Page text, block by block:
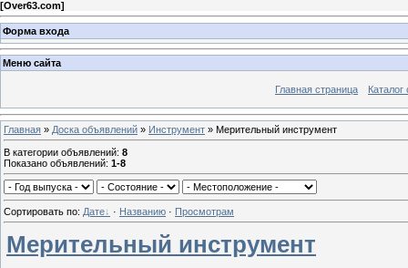
[Over63.com]
Форма входа
Меню сайта
Главная страница Каталог
Главная » Доска объявлений » Инструмент » Мерительный инструмент
В категории объявлений: 8
Показано объявлений: 1-8
Сортировать по: Дате · Названию · Просмотрам
Мерительный инструмент